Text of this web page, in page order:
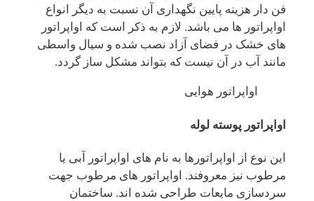
فن دار هزینه پایین نگهداری آن نسبت به دیگر انواع
اواپراتور ها می باشد. لازم به ذکر است که اواپراتور
های خشک در فضای آزاد نصب شده و سیال واسطی
مانند آب در آن نیست که بتواند مشکل ساز گردد.
اواپراتور هوایی
اواپراتور پوسته لوله
این نوع از اواپراتورها به نام های اواپراتور آبی یا
مرطوب نیز معروفند. اواپراتور های مرطوب جهت
سردسازی مایعات طراحی شده اند. ساختمان